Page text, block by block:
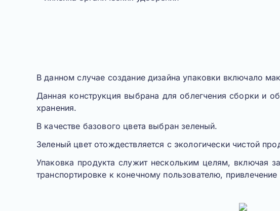
В данном случае создание дизайна упаковки включало
Данная конструкция выбрана для облегчения сборки и
хранения.
В качестве базового цвета выбран зеленый.
Зеленый цвет отождествляется с экологически чистой
Упаковка продукта служит нескольким целям, включая
транспортировке к конечному пользователю,